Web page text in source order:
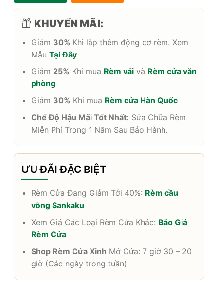
KHUYẾN MÃI:
Giảm 30% Khi lắp thêm động cơ rèm. Xem
MẫuTại Đây
Giảm 25% Khi mua Rèm vải và Rèm cửa văn
phòng
Giảm 30% Khi mua Rèm cửa Hàn Quốc
Chế Độ Hậu Mãi Tốt Nhất: Sửa Chữa Rèm
Miễn Phí Trong 1 Năm Sau Bảo Hành.
ƯU ĐÃI ĐẶC BIỆT
Rèm Cửa Đang Giảm Tới 40%: Rèm cầu
vồng Sankaku
Xem Giá Các Loại Rèm Cửa Khác: Báo Giá
Rèm Cửa
Shop Rèm Cửa Xinh Mở Cửa: 7 giờ 30 – 20
giờ (Các ngày trong tuần)